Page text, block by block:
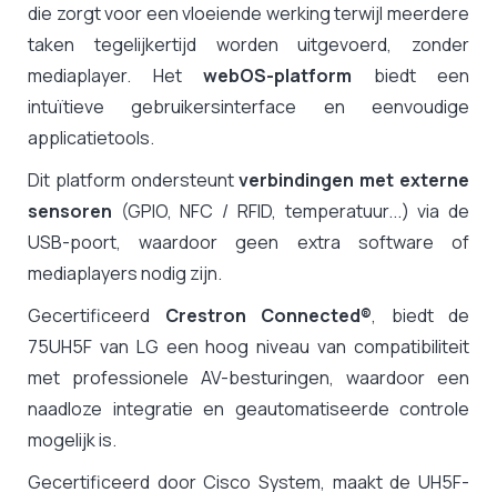
die zorgt voor een vloeiende werking terwijl meerdere
taken tegelijkertijd worden uitgevoerd, zonder
mediaplayer. Het webOS-platform biedt een
intuïtieve gebruikersinterface en eenvoudige
applicatietools.
Dit platform ondersteuntverbindingen met externe
sensoren (GPIO, NFC / RFID, temperatuur...) via de
USB-poort, waardoor geen extra software of
mediaplayers nodig zijn.
Gecertificeerd Crestron Connected®, biedt de
75UH5F van LG een hoog niveau van compatibiliteit
met professionele AV-besturingen, waardoor een
naadloze integratie en geautomatiseerde controle
mogelijk is.
Gecertificeerd door Cisco System, maakt de UH5F-